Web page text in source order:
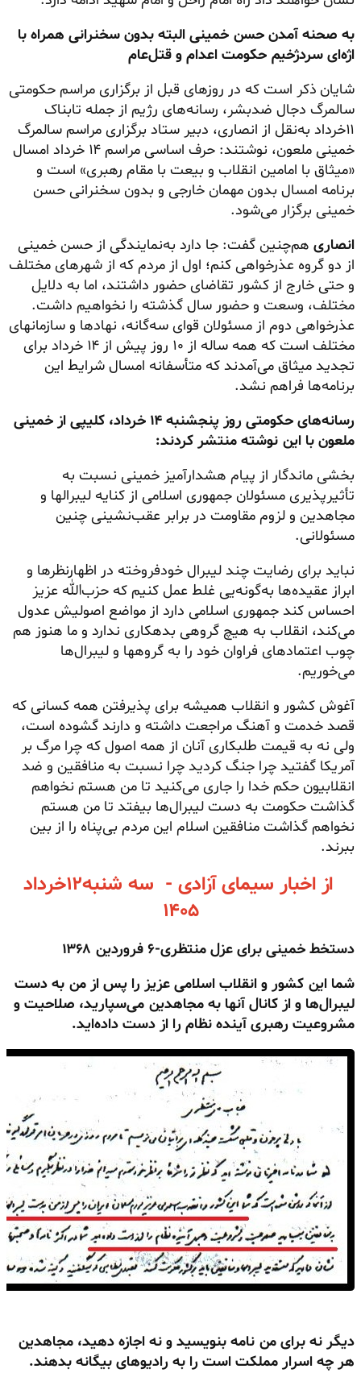
به صحنه آمدن حسن خمینی البته بدون سخنرانی همراه با
اژه‌ای سردژخیم حکومت اعدام و قتل‌عام
شایان ذکر است که در روزهای قبل از برگزاری مراسم حکومتی
سالمرگ دجال ضدبشر، رسانه‌های رژیم از جمله تابناک
۱۱خرداد به‌نقل از انصاری، دبیر ستاد برگزاری مراسم سالمرگ
خمینی ملعون، نوشتند: حرف اساسی مراسم ۱۴ خرداد امسال
«میثاق با امامین انقلاب و بیعت با مقام رهبری» است و
برنامه امسال بدون مهمان خارجی و بدون سخنرانی حسن
خمینی برگزار می‌شود.
انصاری هم‌چنین گفت: جا دارد به‌نمایندگی از حسن خمینی
از دو گروه عذرخواهی کنم؛ اول از مردم که از شهر‌های مختلف
و حتی خارج از کشور تقاضای حضور داشتند، اما به دلایل
مختلف، وسعت و حضور سال گذشته را نخواهیم داشت.
عذرخواهی دوم از مسئولان قوای سه‌گانه، نهاد‌ها و سازمانهای
مختلف است که همه ساله از ۱۰ روز پیش از ۱۴ خرداد برای
تجدید میثاق می‌آمدند که متأسفانه امسال شرایط این
برنامه‌ها فراهم نشد.
رسانه‌های حکومتی روز پنجشنبه ۱۴ خرداد، کلیپی از خمینی
ملعون با این نوشته منتشر کردند:
بخشی ماندگار از پیام هشدارآمیز خمینی نسبت به
تأثیرپذیری مسئولان جمهوری اسلامی از کنایه لیبرالها و
مجاهدین و لزوم مقاومت در برابر عقب‌نشینی چنین
مسئولانی.
نباید برای رضایت چند لیبرال خودفروخته در اظهارنظرها و
ابراز عقیده‌ها به‌گونه‌یی غلط عمل کنیم که حزب‌الله عزیز
احساس کند جمهوری اسلامی دارد از مواضع اصولیش عدول
می‌کند، انقلاب به هیچ گروهی بدهکاری ندارد و ما هنوز هم
چوب اعتمادهای فراوان خود را به گروهها و لیبرال‌ها
می‌خوریم.
آغوش کشور و انقلاب همیشه برای پذیرفتن همه کسانی که
قصد خدمت و آهنگ مراجعت داشته و دارند گشوده است،
ولی نه به قیمت طلبکاری آنان از همه اصول که چرا مرگ بر
آمریکا گفتید چرا جنگ کردید چرا نسبت به منافقین و ضد
انقلابیون حکم خدا را جاری می‌کنید تا من هستم نخواهم
گذاشت حکومت به دست لیبرال‌ها بیفتد تا من هستم
نخواهم گذاشت منافقین اسلام این مردم بی‌پناه را از بین
ببرند.
از اخبار سیمای آزادی - سه شنبه۱۲خرداد
۱۴۰۵
دستخط خمینی برای عزل منتظری-۶ فروردین ۱۳۶۸
شما این کشور و انقلاب اسلامی عزیز را پس از من به دست
لیبرال‌ها و از کانال آنها به مجاهدین می‌سپارید، صلاحیت و
مشروعیت رهبری آینده نظام را از دست داده‌اید.
دیگر نه برای من نامه بنویسید و نه اجازه دهید، مجاهدین
هر چه اسرار مملکت است را به رادیوهای بیگانه بدهند.